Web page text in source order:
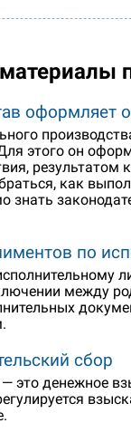
оформляет
этого он
результатом
как
знать
по
между
сбор
это денежное